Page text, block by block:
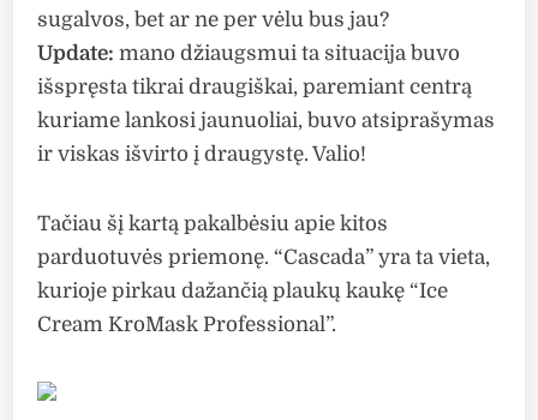
sugalvos, bet ar ne per vėlu bus jau?
Update: mano džiaugsmui ta situacija buvo
išspręsta tikrai draugiškai, paremiant centrą
kuriame lankosi jaunuoliai, buvo atsiprašymas
ir viskas išvirto į draugystę. Valio!
Tačiau šį kartą pakalbėsiu apie kitos
parduotuvės priemonę. “Cascada” yra ta vieta,
kurioje pirkau dažančią plaukų kaukę “Ice
Cream KroMask Professional”.